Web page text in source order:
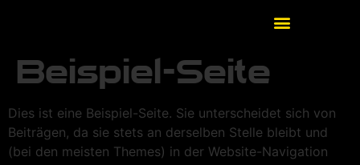
Beispiel-Seite
Dies ist eine Beispiel-Seite. Sie unterscheidet sich von
Beiträgen, da sie stets an derselben Stelle bleibt und
(bei den meisten Themes) in der Website-Navigation